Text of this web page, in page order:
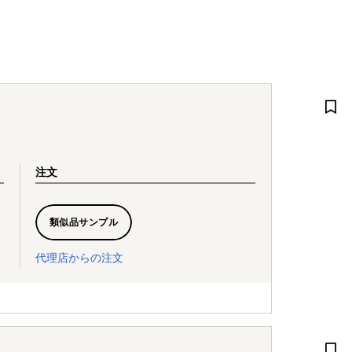
注文
類似品サンプル
代理店からの注文